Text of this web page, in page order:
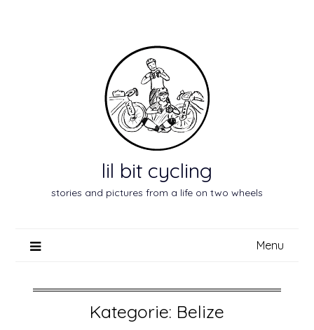
lil bit cycling
stories and pictures from a life on two wheels
Menu
Kategorie: Belize